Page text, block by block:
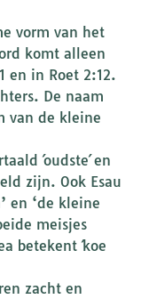
vorm van het
komt alleen
en in Roet 2:12.
De naam
van de kleine
´oudste´ en
zijn. Ook Esau
en ‘de kleine
meisjes
betekent ´koe
zacht en